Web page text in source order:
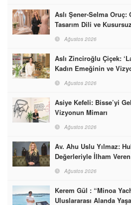
Aslı Şener-Selma Oruç:
Tasarım Dili ve
Dünyasına İmzalarını
Ağustos 2026
Aslı Zinciroğlu Çiçek:
Kadın Emeğinin ve
Başarabileceğinin En
Ağustos 2026
Asiye Kefeli: Bisse’yi
Vizyonun Mimarı
Ağustos 2026
Av. Ahu Uslu Yılmaz:
Değerleriyle İlham
Ağustos 2026
Kerem Gül : “Minoa
Uluslararası Alanda